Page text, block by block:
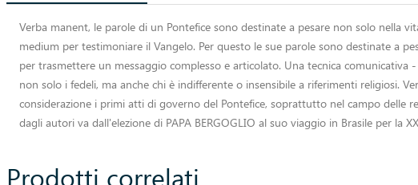
Verba manent, le parole di un Pontefice sono destinate a pesare non solo nella
medium per testimoniare il Vangelo. Per questo le sue parole sono destinate a
per trasmettere un messaggio complesso e articolato. Una tecnica
non solo i fedeli, ma anche chi è indifferente o insensibile a riferimenti religiosi.
considerazione i primi atti di governo del Pontefice, soprattutto nel campo delle
dagli autori va dall'elezione di PAPA BERGOGLIO al suo viaggio in Brasile per la
Prodotti correlati